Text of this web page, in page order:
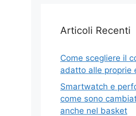
Articoli Recenti
Come scegliere il
adatto alle proprie
Smartwatch e
come sono
anche nel basket